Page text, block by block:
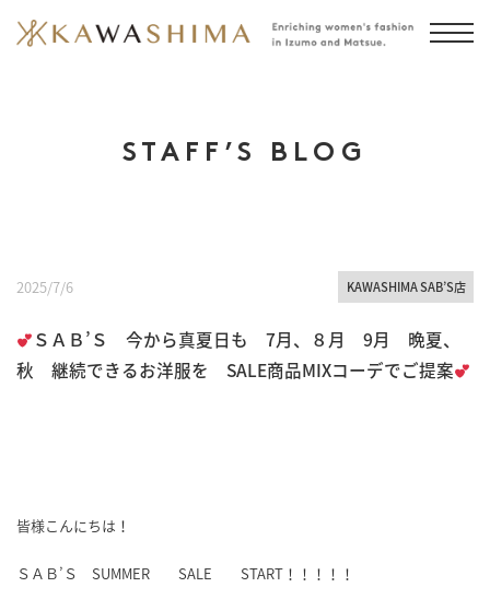
STAFF’S BLOG
2025/7/6 KAWASHIMA SAB’S店
ＳＡＢ’Ｓ 今から真夏日も 7月、８月 9月 晩夏、
秋 継続できるお洋服を SALE商品MIXコーデでご提案
皆様こんにちは！
ＳＡＢ’Ｓ SUMMER SALE START！！！！！